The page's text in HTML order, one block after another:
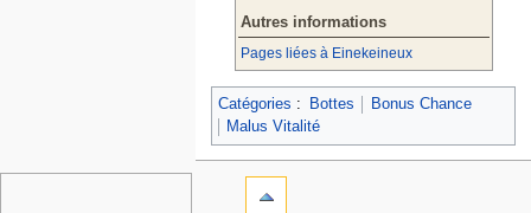
Autres informations
Pages liées à Einekeineux
Catégories : Bottes
Bonus Chance
Malus Vitalité